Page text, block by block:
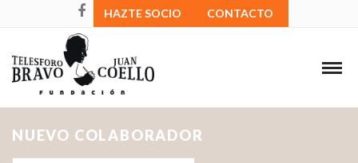
HAZTE SOCIO CONTACTO
NUEVO COLABORADOR